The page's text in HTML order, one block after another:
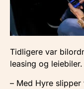
Tidligere var
leasing og
– Med Hyre